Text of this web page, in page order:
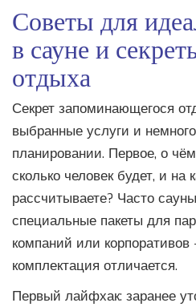
Советы для
в сауне и
отдыха
Секрет запоминающегося
выбранные услуги и
планировании. Первое, о
сколько человек будет, и на
рассчитываете? Часто
специальные пакеты для
компаний или
комплектация отличается.
Первый лайфхак: заранее